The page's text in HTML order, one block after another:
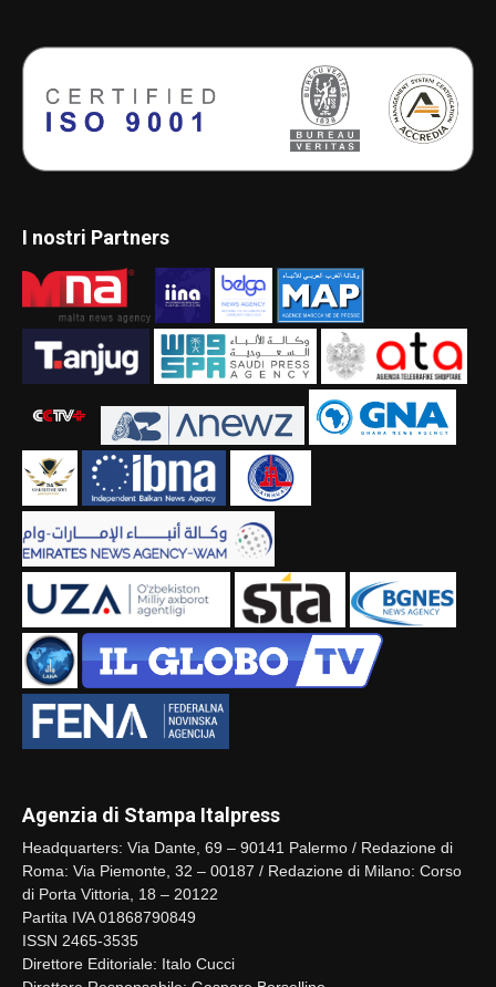
I nostri Partners
Agenzia di Stampa Italpress
Headquarters: Via Dante, 69 – 90141 Palermo / Redazione di
Roma: Via Piemonte, 32 – 00187 / Redazione di Milano: Corso
di Porta Vittoria, 18 – 20122
Partita IVA 01868790849
ISSN 2465-3535
Direttore Editoriale: Italo Cucci